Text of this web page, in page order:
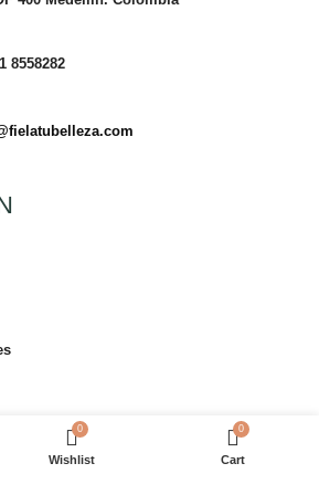
8558282
0
Wishlist
0
Cart